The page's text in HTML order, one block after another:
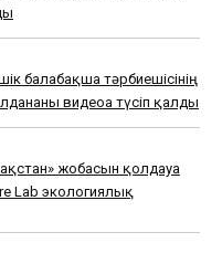
балабақша тәрбиешісінің
видеоға түсіп қалды
жобасын қолдауға
Lab экологиялық